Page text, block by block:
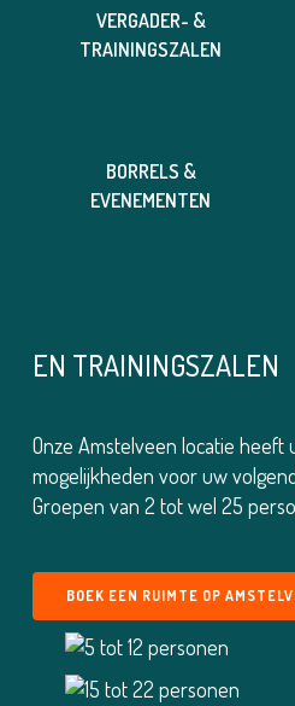
VERGADER- &
TRAININGSZALEN
BORRELS &
EVENEMENTEN
EN TRAININGSZALEN
Onze Amstelveen locatie heeft
mogelijkheden voor uw
Groepen van 2 tot wel 25
BOEK EEN RUIMTE OP